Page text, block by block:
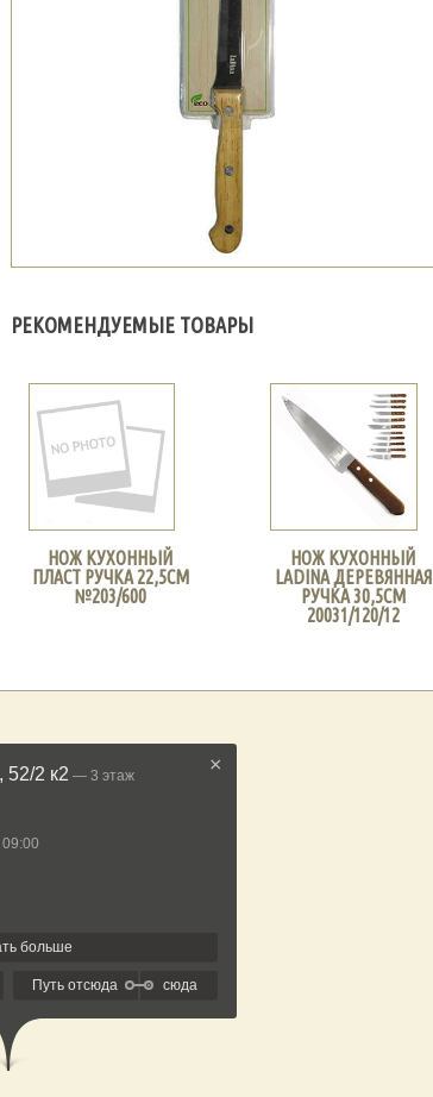
РЕКОМЕНДУЕМЫЕ ТОВАРЫ
НОЖ КУХОННЫЙ
ПЛАСТ РУЧКА 22,5СМ
№203/600
НОЖ КУХОННЫЙ
LADINA ДЕРЕВЯННАЯ
РУЧКА 30,5СМ
20031/120/12